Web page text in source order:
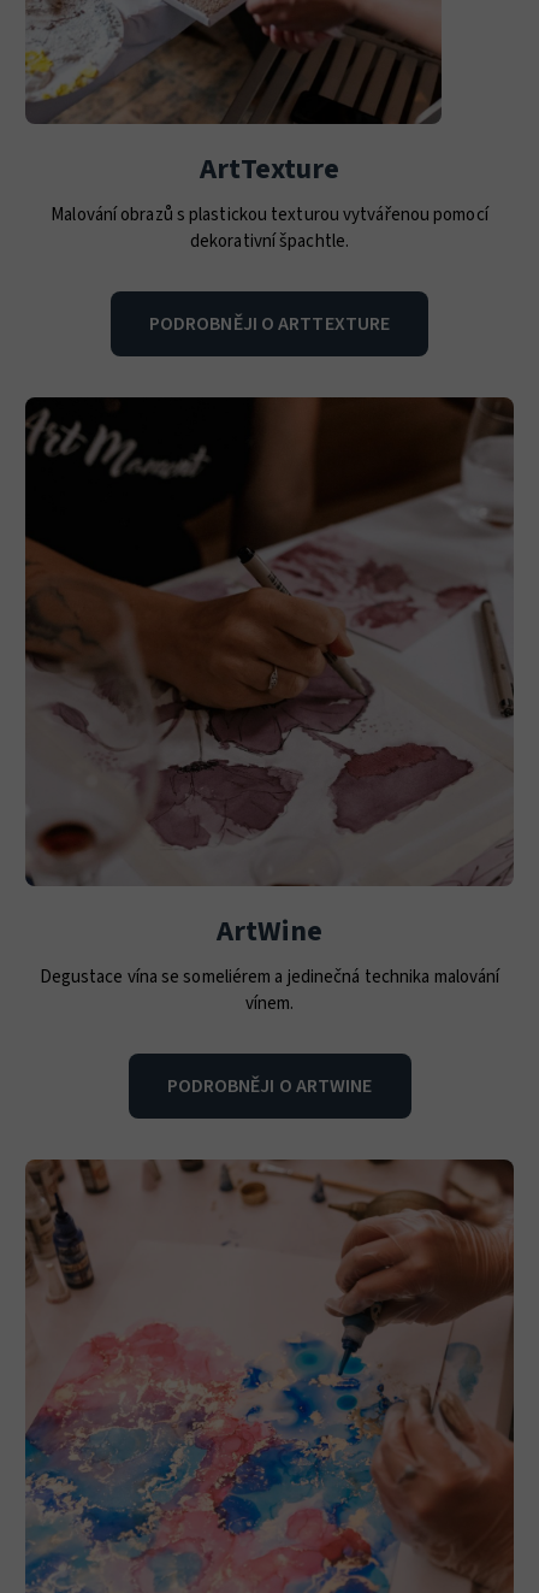
ArtTexture
Malování obrazů s plastickou texturou vytvářenou pomocí
dekorativní špachtle.
PODROBNĚJI O ARTTEXTURE
ArtWine
Degustace vína se someliérem a jedinečná technika malování
vínem.
PODROBNĚJI O ARTWINE